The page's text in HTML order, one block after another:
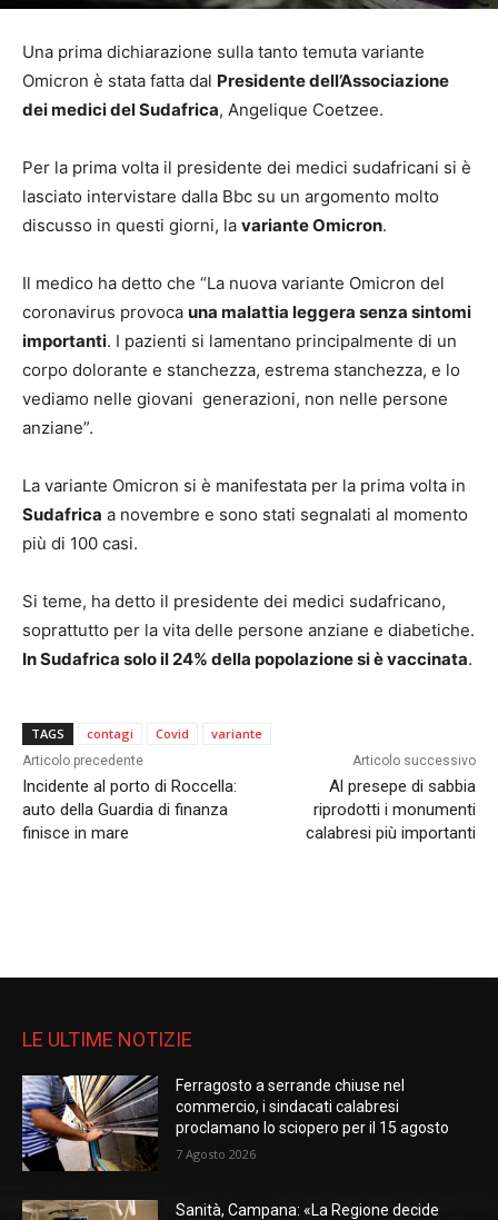
Una prima dichiarazione sulla tanto temuta variante
Omicron è stata fatta dal Presidente dell’Associazione
dei medici del Sudafrica, Angelique Coetzee.
Per la prima volta il presidente dei medici sudafricani si è
lasciato intervistare dalla Bbc su un argomento molto
discusso in questi giorni, la variante Omicron.
Il medico ha detto che “La nuova variante Omicron del
coronavirus provoca una malattia leggera senza sintomi
importanti. I pazienti si lamentano principalmente di un
corpo dolorante e stanchezza, estrema stanchezza, e lo
vediamo nelle giovani generazioni, non nelle persone
anziane”.
La variante Omicron si è manifestata per la prima volta in
Sudafrica a novembre e sono stati segnalati al momento
più di 100 casi.
Si teme, ha detto il presidente dei medici sudafricano,
soprattutto per la vita delle persone anziane e diabetiche.
In Sudafrica solo il 24% della popolazione si è vaccinata.
TAGS contagi Covid variante
Articolo precedente
Incidente al porto di Roccella:
auto della Guardia di finanza
finisce in mare
Articolo successivo
Al presepe di sabbia
riprodotti i monumenti
calabresi più importanti
LE ULTIME NOTIZIE
Ferragosto a serrande chiuse nel
commercio, i sindacati calabresi
proclamano lo sciopero per il 15 agosto
7 Agosto 2026
Sanità, Campana: «La Regione decide